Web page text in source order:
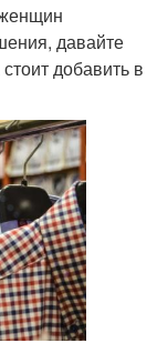
давайте
добавить в